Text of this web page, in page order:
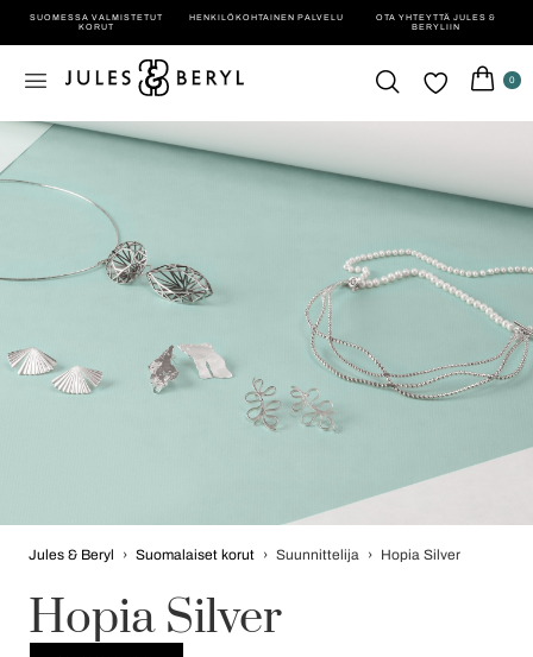
SUOMESSA VALMISTETUT
KORUT
HENKILÖ­KOHTAINEN PALVELU
OTA YHTEYTTÄ JULES &
BERYLIIN
0
Jules & Beryl › Suomalaiset korut › Suunnittelija › Hopia Silver
Hopia Silver